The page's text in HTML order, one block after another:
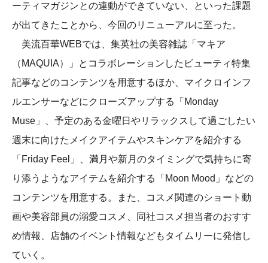
ーティマガジンとの連動ができていない、といった課題
が出てきたことから、今回のリニューアルに至った。
美流百華WEBでは、集英社の美容雑誌「マキア
（MAQUIA）」とコラボレーションしたビューティ特集
記事などのコンテンツを用意するほか、マイクロインフ
ルエンサーなどにクローズアップする「Monday
Muse」、予定のある金曜日やリラックスして過ごしたい
週末に向けたメイクアイテムやスキンケアを紹介する
「Friday Feel」、満月や新月のタイミングで気持ちに寄
り添うようなアイテムを紹介する「Moon Mood」などの
コンテンツを用意する。また、コスメ関連のショート動
画や美容部員の溺愛コスメ、同社コスメ担当者のおすす
め情報、店舗のイベント情報などもタイムリーに発信し
ていく。